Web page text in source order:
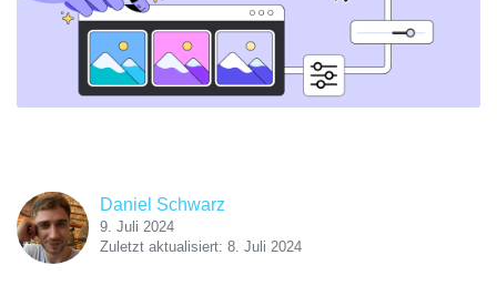
Daniel Schwarz
9. Juli 2024
Zuletzt aktualisiert: 8. Juli 2024